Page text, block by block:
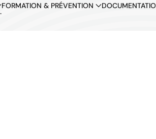
FORMATION & PRÉVENTION